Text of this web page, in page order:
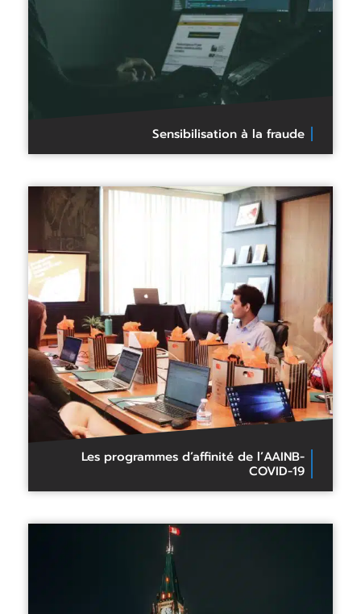
Sensibilisation à la fraude
Les programmes d’affinité de l’AAINB-
COVID-19